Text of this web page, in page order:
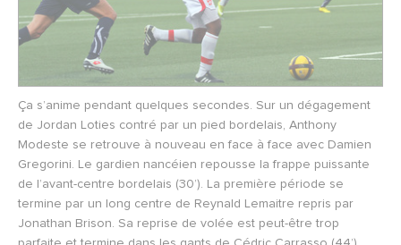
Ça s’anime pendant quelques secondes. Sur un dégagement
de Jordan Loties contré par un pied bordelais, Anthony
Modeste se retrouve à nouveau en face à face avec Damien
Gregorini. Le gardien nancéien repousse la frappe puissante
de l’avant-centre bordelais (30’). La première période se
termine par un long centre de Reynald Lemaitre repris par
Jonathan Brison. Sa reprise de volée est peut-être trop